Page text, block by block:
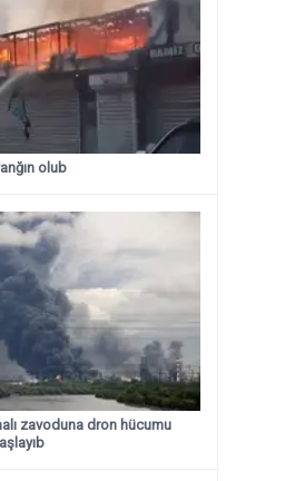
olub
zavoduna dron hücumu